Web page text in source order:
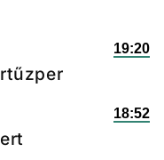
19:20
18:52